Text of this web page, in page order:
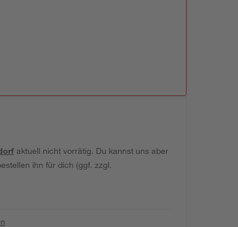
aktuell nicht vorrätig. Du kannst uns aber
ihn für dich (ggf. zzgl.